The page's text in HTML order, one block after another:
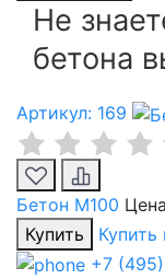
Не
бетона
Артикул: 169
Бетон М100
Купить
Купить
+7